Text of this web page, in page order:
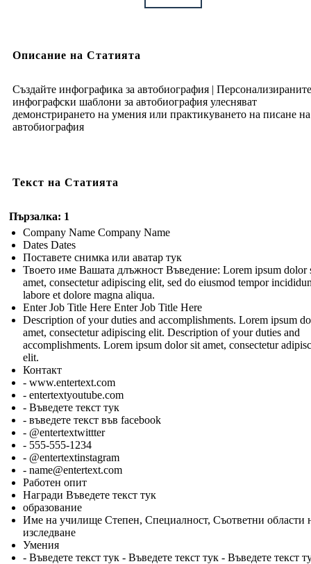
Описание на Статията
Създайте инфографика за автобиография | Персонализираните
инфографски шаблони за автобиография улесняват
демонстрирането на умения или практикуването на писане на
автобиография
Текст на Статията
Пързалка: 1
Company Name Company Name
Dates Dates
Поставете снимка или аватар тук
Твоето име Вашата длъжност Въведение: Lorem ipsum dolor
amet, consectetur adipiscing elit, sed do eiusmod tempor
labore et dolore magna aliqua.
Enter Job Title Here Enter Job Title Here
Description of your duties and accomplishments. Lorem ipsum
amet, consectetur adipiscing elit. Description of your duties and
accomplishments. Lorem ipsum dolor sit amet, consectetur
elit.
Контакт
- www.entertext.com
- entertextyoutube.com
- Въведете текст тук
- въведете текст във facebook
- @entertextwittter
- 555-555-1234
- @entertextinstagram
- name@entertext.com
Работен опит
Награди Въведете текст тук
образование
Име на училище Степен, Специалност, Съответни области
изследване
Умения
- Въведете текст тук - Въведете текст тук - Въведете текст